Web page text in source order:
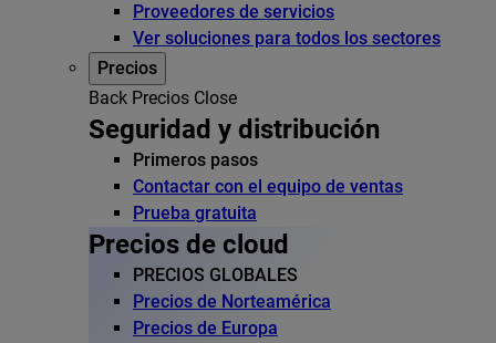
Proveedores de servicios
Ver soluciones para todos los sectores
Precios
Back Precios Close
Seguridad y distribución
Primeros pasos
Contactar con el equipo de ventas
Prueba gratuita
Precios de cloud
PRECIOS GLOBALES
Precios de Norteamérica
Precios de Europa